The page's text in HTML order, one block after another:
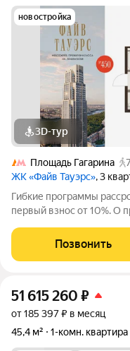
новостройка
3D-тур
Площадь Гагарина
ЖК «Файв Тауэрс», 3
Гибкие программы
первый взнос от 10%. О
столицы за пределами
Премиальный небоскрёб
Позвонить
51 615 260 ₽
от 185 397 ₽ в месяц
45,4 м²
1-комн. квартира